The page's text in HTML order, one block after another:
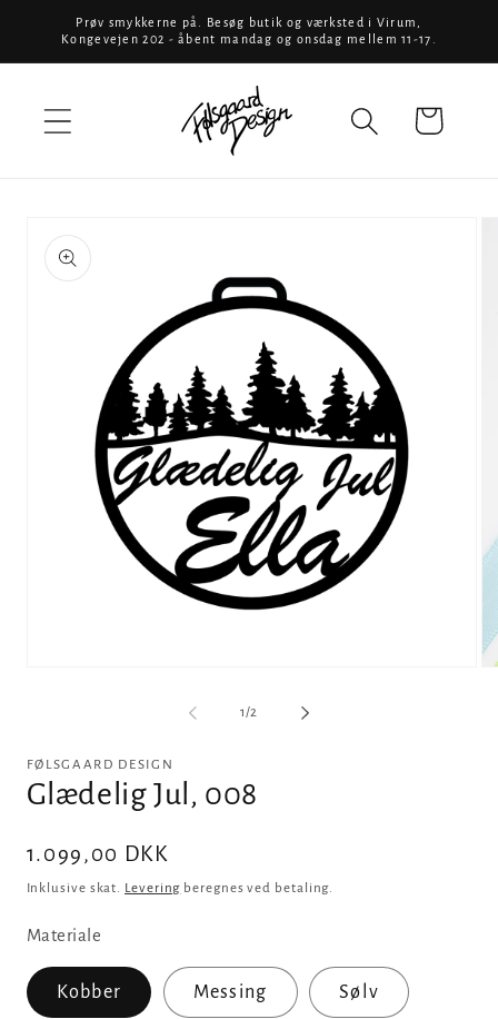
Gå til
indhold
Prøv smykkerne på. Besøg butik og værksted i Virum,
Kongevejen 202 - åbent mandag og onsdag mellem 11-17.
Indkøbskurv
1/af2
FØLSGAARD DESIGN
Glædelig Jul, 008
Normalpris
1.099,00 DKK
Inklusive skat. Levering beregnes ved betaling.
Materiale
Kobber Messing Sølv